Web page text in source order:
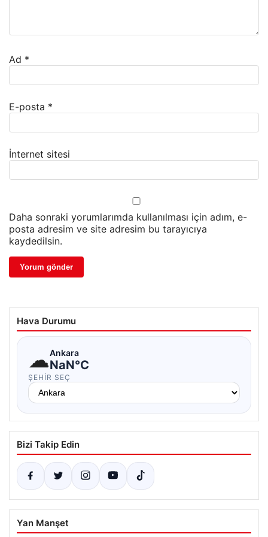
Ad *
E-posta *
İnternet sitesi
Daha sonraki yorumlarımda kullanılması için adım, e-
posta adresim ve site adresim bu tarayıcıya
kaydedilsin.
Hava Durumu
☁Ankara
NaN°C
ŞEHIR SEÇ
Bizi Takip Edin
Yan Manşet